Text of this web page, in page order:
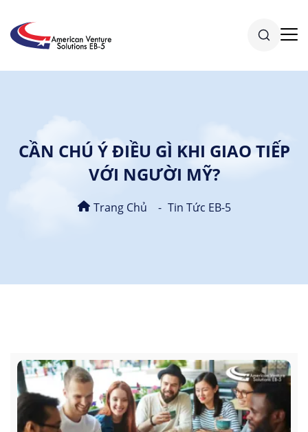
CẦN CHÚ Ý ĐIỀU GÌ KHI GIAO TIẾP
VỚI NGƯỜI MỸ?
Trang Chủ Tin Tức EB-5